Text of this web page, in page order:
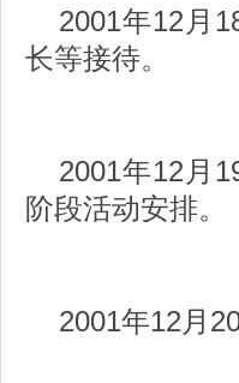
2001年12月
长等接待。
2001年12月
阶段活动安排。
2001年12月